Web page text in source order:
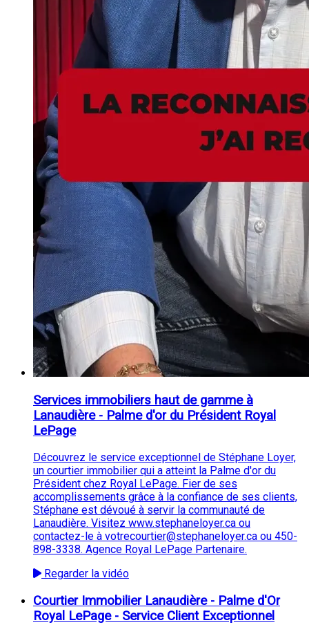
Services immobiliers haut de gamme à
Lanaudière - Palme d'or du Président Royal
LePage
Découvrez le service exceptionnel de Stéphane Loyer,
un courtier immobilier qui a atteint la Palme d'or du
Président chez Royal LePage. Fier de ses
accomplissements grâce à la confiance de ses clients,
Stéphane est dévoué à servir la communauté de
Lanaudière. Visitez www.stephaneloyer.ca ou
contactez-le à votrecourtier@stephaneloyer.ca ou 450-
898-3338. Agence Royal LePage Partenaire.
Regarder la vidéo
Courtier Immobilier Lanaudière - Palme d'Or
Royal LePage - Service Client Exceptionnel